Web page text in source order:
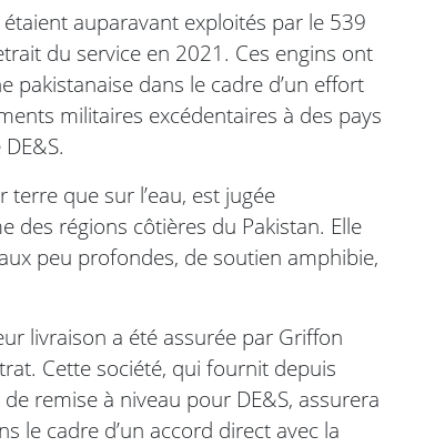
auparavant exploités par le 539
du service en 2021. Ces engins ont
pakistanaise dans le cadre d’un effort
militaires excédentaires à des pays
que sur l’eau, est jugée
des régions côtières du Pakistan. Elle
peu profondes, de soutien amphibie,
livraison a été assurée par Griffon
Cette société, qui fournit depuis
remise à niveau pour DE&S, assurera
le cadre d’un accord direct avec la